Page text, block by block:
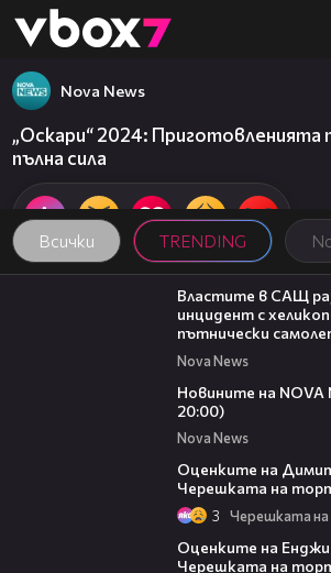
👾
Всички TRENDING
Nova News
„Оскари“ 2024: Приготовленията
пълна сила
00:39
Властите в САЩ
инцидент с
пътнически
Nova News
Новините на NOVA
20:00)
Nova News
Оценките на
Черешката на
3
Оценките на Енджи
Черешката на